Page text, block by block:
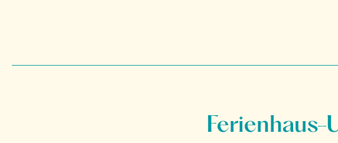
Ferienhaus-